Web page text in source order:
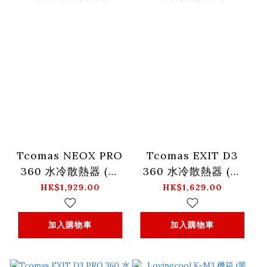
Tcomas NEOX PRO
360 水冷散熱器 (黑
色/白色)
HK$1,929.00
加入購物車
Tcomas EXIT D3
360 水冷散熱器 (黑
色/白色)
HK$1,629.00
加入購物車